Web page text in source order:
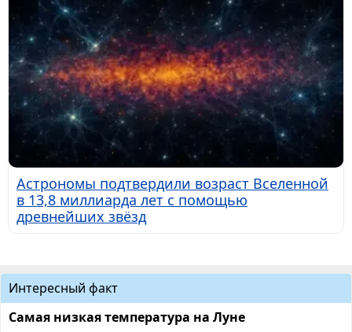
Астрономы подтвердили возраст Вселенной
в 13,8 миллиарда лет с помощью
древнейших звёзд
Интересный факт
Самая низкая температура на Луне